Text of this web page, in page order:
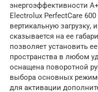
энергоэффективности
Electrolux PerfectCare
вертикальную загрузку,
сказывается на ее
позволяет установить
пространства в любом
оснащена поворотной
выбора основных
для активации